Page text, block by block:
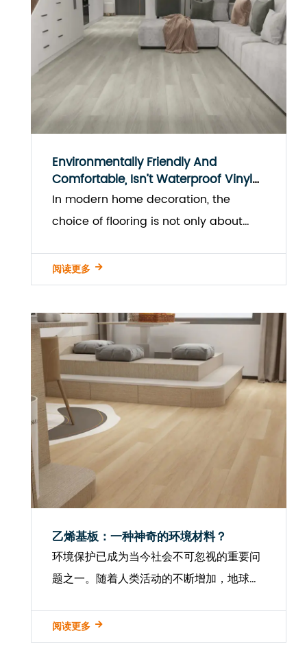
Environmentally Friendly And
Comfortable, Isn’t Waterproof Vinyl
Flooring The First Choice For Modern
Homes?
In modern home decoration, the
choice of flooring is not only about
the safety and he...
阅读更多
乙烯基板：一种神奇的环境材料？
环境保护已成为当今社会不可忽视的重要问
题之一。随着人类活动的不断增加，地球面
多环境问题，在此背景下，寻找高效、可持
续的解决方案显得尤为迫切。作为一种新材
阅读更多